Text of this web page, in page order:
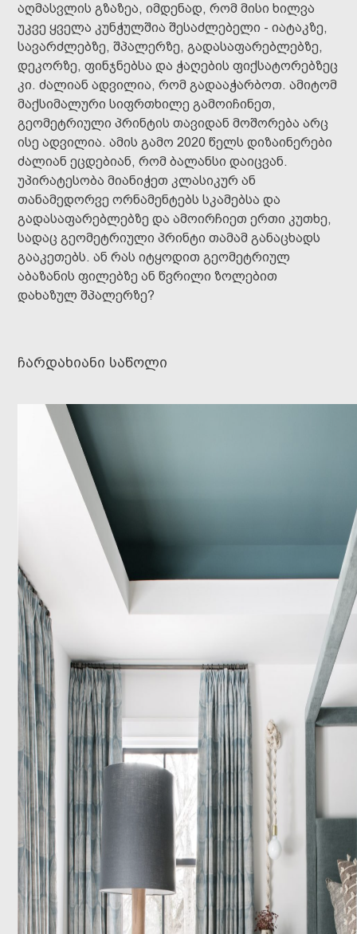
აღმასვლის გზაზეა, იმდენად, რომ მისი ხილვა
უკვე ყველა კუნჭულშია შესაძლებელი - იატაკზე,
სავარძლებზე, შპალერზე, გადასაფარებლებზე,
დეკორზე, ფინჯნებსა და ჭაღების ფიქსატორებზეც
კი. ძალიან ადვილია, რომ გადააჭარბოთ. ამიტომ
მაქსიმალური სიფრთხილე გამოიჩინეთ,
გეომეტრიული პრინტის თავიდან მოშორება არც
ისე ადვილია. ამის გამო 2020 წელს დიზაინერები
ძალიან ეცდებიან, რომ ბალანსი დაიცვან.
უპირატესობა მიანიჭეთ კლასიკურ ან
თანამედორვე ორნამენტებს სკამებსა და
გადასაფარებლებზე და ამოირჩიეთ ერთი კუთხე,
სადაც გეომეტრიული პრინტი თამამ განაცხადს
გააკეთებს. ან რას იტყოდით გეომეტრიულ
აბაზანის ფილებზე ან წვრილი ზოლებით
დახაზულ შპალერზე?
ჩარდახიანი საწოლი